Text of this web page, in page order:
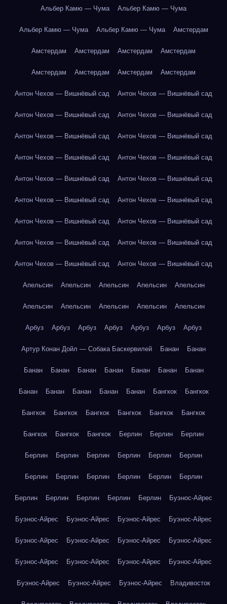
Альбер Камю — Чума Альбер Камю — Чума
Альбер Камю — Чума Альбер Камю — Чума Амстердам
Амстердам Амстердам Амстердам Амстердам
Амстердам Амстердам Амстердам Амстердам
Антон Чехов — Вишнёвый сад Антон Чехов — Вишнёвый сад
Антон Чехов — Вишнёвый сад Антон Чехов — Вишнёвый сад
Антон Чехов — Вишнёвый сад Антон Чехов — Вишнёвый сад
Антон Чехов — Вишнёвый сад Антон Чехов — Вишнёвый сад
Антон Чехов — Вишнёвый сад Антон Чехов — Вишнёвый сад
Антон Чехов — Вишнёвый сад Антон Чехов — Вишнёвый сад
Антон Чехов — Вишнёвый сад Антон Чехов — Вишнёвый сад
Антон Чехов — Вишнёвый сад Антон Чехов — Вишнёвый сад
Антон Чехов — Вишнёвый сад Антон Чехов — Вишнёвый сад
Апельсин Апельсин Апельсин Апельсин Апельсин
Апельсин Апельсин Апельсин Апельсин Апельсин
Арбуз Арбуз Арбуз Арбуз Арбуз Арбуз Арбуз
Артур Конан Дойл — Собака Баскервилей Банан Банан
Банан Банан Банан Банан Банан Банан Банан
Банан Банан Банан Банан Банан Бангкок Бангкок
Бангкок Бангкок Бангкок Бангкок Бангкок Бангкок
Бангкок Бангкок Бангкок Берлин Берлин Берлин
Берлин Берлин Берлин Берлин Берлин Берлин
Берлин Берлин Берлин Берлин Берлин Берлин
Берлин Берлин Берлин Берлин Берлин Буэнос-Айрес
Буэнос-Айрес Буэнос-Айрес Буэнос-Айрес Буэнос-Айрес
Буэнос-Айрес Буэнос-Айрес Буэнос-Айрес Буэнос-Айрес
Буэнос-Айрес Буэнос-Айрес Буэнос-Айрес Буэнос-Айрес
Буэнос-Айрес Буэнос-Айрес Буэнос-Айрес Владивосток